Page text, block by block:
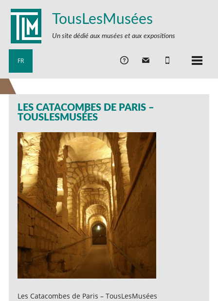
TousLesMusées
Un site dédié aux musées et aux expositions
FR
LES CATACOMBES DE PARIS –
TOUSLESMUSÉES
Les Catacombes de Paris – TousLesMusées